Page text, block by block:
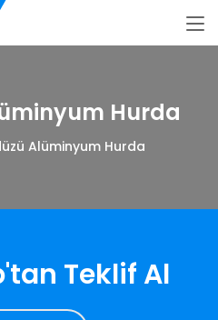
Hurda
Alüminyum Hurda
Teklif Al